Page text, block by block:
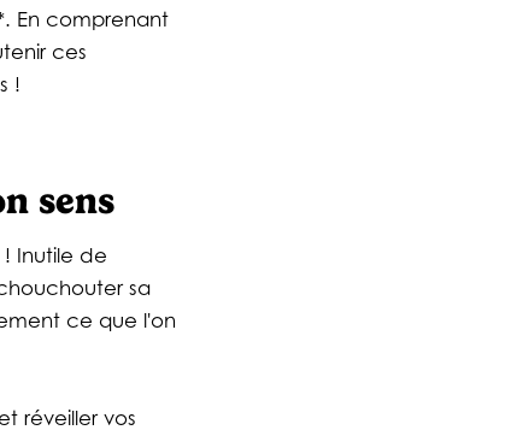
En comprenant
ces
!
sens
Inutile de
sa
ce que l'on
réveiller vos